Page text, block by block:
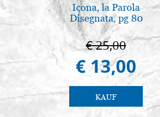
Icona, la Parola
Disegnata, pg 80
€ 25,00
€ 13,00
KAUF